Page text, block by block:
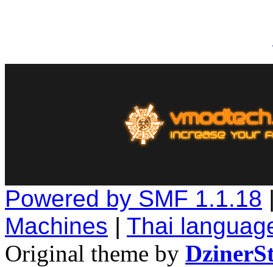
Powered by SMF 1.1.18
Machines | Thai
Original theme by